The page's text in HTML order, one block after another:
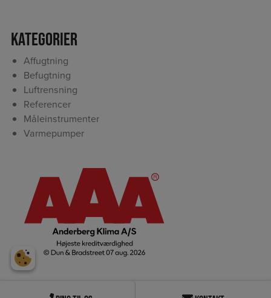
Kategorier
Affugtning
Befugtning
Luftrensning
Referencer
Måleinstrumenter
Varmepumper